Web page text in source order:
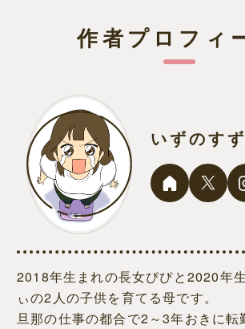
作者プロフィ
いずのす
2018年生まれの長女ぴぴと2020年
ぃの2人の子供を育てる母です。
旦那の仕事の都合で2～3年おきに転